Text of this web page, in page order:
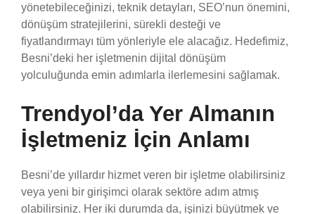
yönetebileceğinizi, teknik detayları, SEO’nun önemini,
dönüşüm stratejilerini, sürekli desteği ve
fiyatlandırmayı tüm yönleriyle ele alacağız. Hedefimiz,
Besni’deki her işletmenin dijital dönüşüm
yolculuğunda emin adımlarla ilerlemesini sağlamak.
Trendyol’da Yer Almanın
İşletmeniz İçin Anlamı
Besni’de yıllardır hizmet veren bir işletme olabilirsiniz
veya yeni bir girişimci olarak sektöre adım atmış
olabilirsiniz. Her iki durumda da, işinizi büyütmek ve